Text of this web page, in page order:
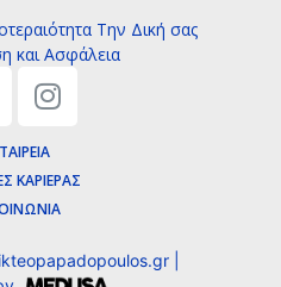
Tην Δική σας
και Ασφάλεια
ΚΑΡΙΈΡΑΣ
ikteopapadopoulos.gr |